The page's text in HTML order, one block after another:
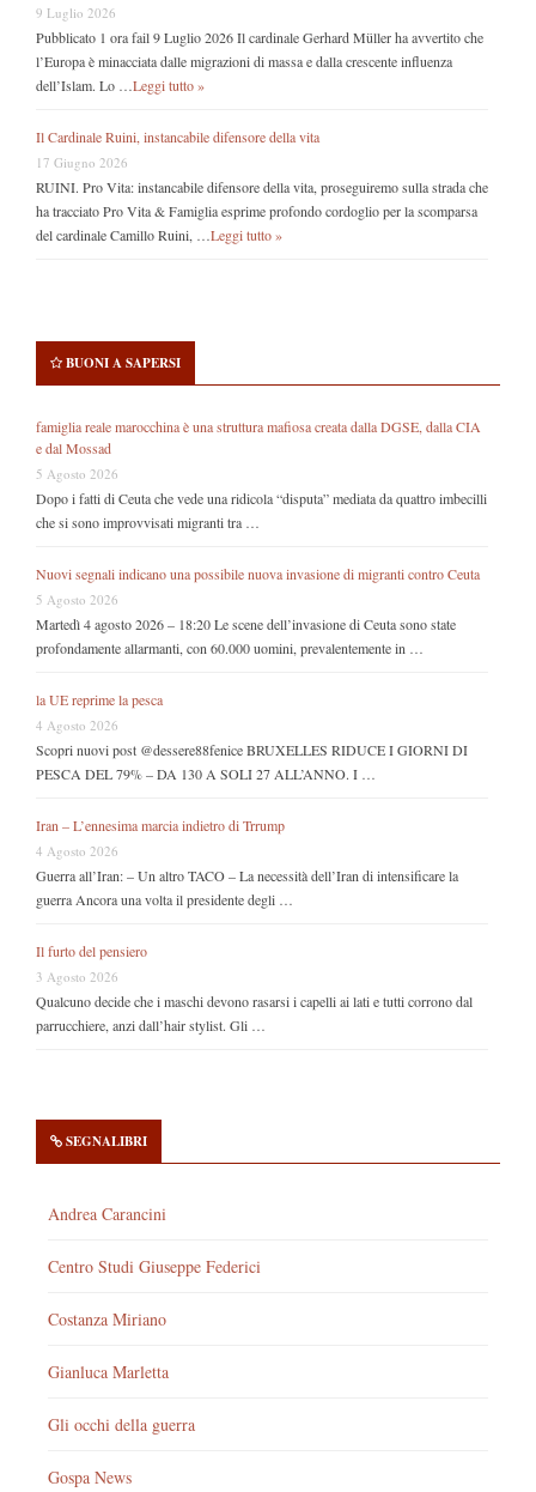
9 Luglio 2026
Pubblicato 1 ora fail 9 Luglio 2026 Il cardinale Gerhard Müller ha avvertito che
l’Europa è minacciata dalle migrazioni di massa e dalla crescente influenza
dell’Islam. Lo … Leggi tutto »
Il Cardinale Ruini, instancabile difensore della vita
17 Giugno 2026
RUINI. Pro Vita: instancabile difensore della vita, proseguiremo sulla strada che
ha tracciato Pro Vita & Famiglia esprime profondo cordoglio per la scomparsa
del cardinale Camillo Ruini, … Leggi tutto »
BUONI A SAPERSI
famiglia reale marocchina è una struttura mafiosa creata dalla DGSE, dalla CIA
e dal Mossad
5 Agosto 2026
Dopo i fatti di Ceuta che vede una ridicola “disputa” mediata da quattro imbecilli
che si sono improvvisati migranti tra …
Nuovi segnali indicano una possibile nuova invasione di migranti contro Ceuta
5 Agosto 2026
Martedì 4 agosto 2026 – 18:20 Le scene dell’invasione di Ceuta sono state
profondamente allarmanti, con 60.000 uomini, prevalentemente in …
la UE reprime la pesca
4 Agosto 2026
Scopri nuovi post @dessere88fenice BRUXELLES RIDUCE I GIORNI DI
PESCA DEL 79% – DA 130 A SOLI 27 ALL’ANNO. I …
Iran – L’ennesima marcia indietro di Trrump
4 Agosto 2026
Guerra all’Iran: – Un altro TACO – La necessità dell’Iran di intensificare la
guerra Ancora una volta il presidente degli …
Il furto del pensiero
3 Agosto 2026
Qualcuno decide che i maschi devono rasarsi i capelli ai lati e tutti corrono dal
parrucchiere, anzi dall’hair stylist. Gli …
SEGNALIBRI
Andrea Carancini
Centro Studi Giuseppe Federici
Costanza Miriano
Gianluca Marletta
Gli occhi della guerra
Gospa News